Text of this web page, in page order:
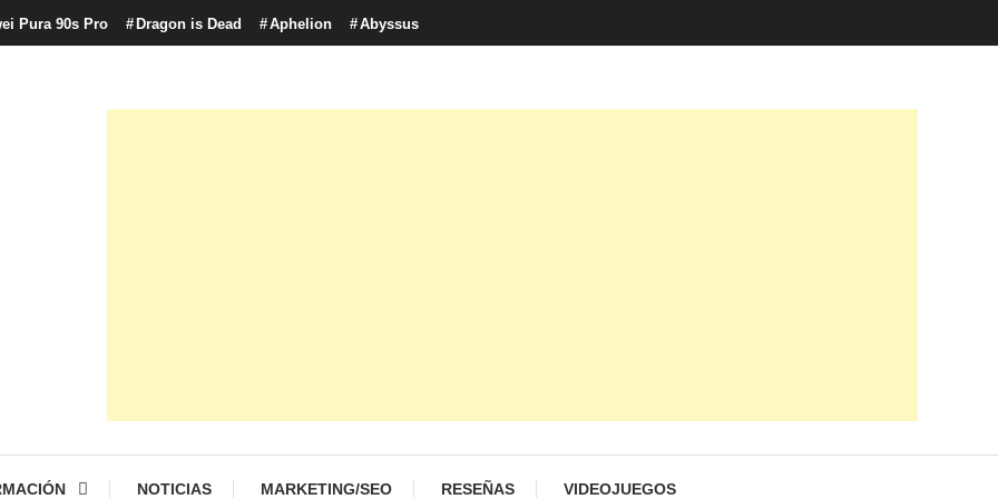
Pura 90s Pro Dragon is Dead Aphelion Abyssus
NOTICIAS MARKETING/SEO RESEÑAS VIDEOJUEGOS